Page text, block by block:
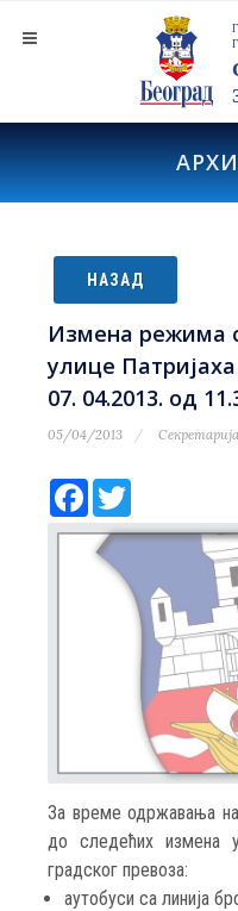
НАЗАД
Измена режима
улице
07. 04.2013. од
05/04/2013
Facebook
За време одржавања
до следећих измена
градског превоза:
аутобуси са линија